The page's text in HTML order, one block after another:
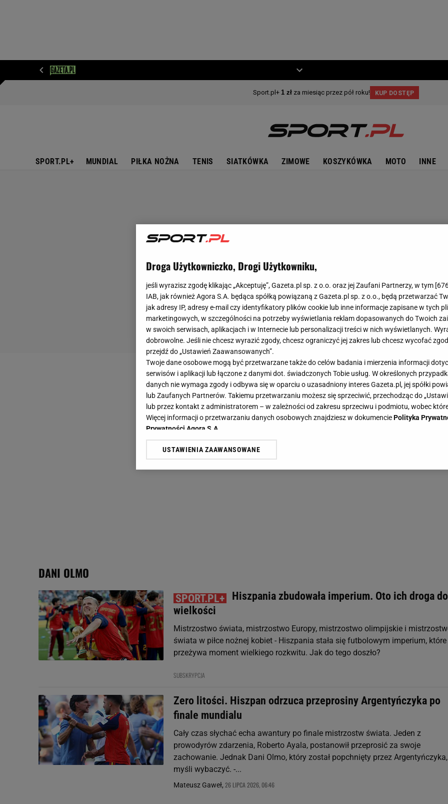
SPORT.PL+ MUNDIAL PIŁKA NOŻNA TENIS SIATKÓWKA ZIMOWE KOSZYKÓWKA MOTO INNE
DANI OLMO
Hiszpania zbudowała imperium. Oto ich droga do
wielkości
Mistrzostwo świata, mistrzostwo Europy, mistrzostwo olimpijskie i
świata w piłce nożnej kobiet - Hiszpania stała się futbolowym imperium, które
przeżywa moment wielkiego rozkwitu. Jak do tego doszło?
SUBSKRYPCJA
Zero litości. Hiszpan odrzuca przeprosiny Argentyńczyka po
finale mundialu
Cały czas słychać echa awantury po finale mistrzostw świata. Jeden z
prowodyrów zdarzenia, Roberto Ayala, postanowił przeprosić za swoje
zachowanie. Jednak Dani Olmo, który został popchnięty przez
myśli wybaczyć. -...
Mateusz Gaweł, 26 LIPCA 2026, 06:46
Droga Użytkowniczko, Drogi Użytkowniku,
jeśli wyrazisz zgodę klikając „Akceptuję”, Gazeta.pl sp. z o.o. oraz jej Zaufani Partnerzy, w tym [
IAB, jak również Agora S.A. będąca spółką powiązaną z Gazeta.pl sp. z o.o., będą przetwarzać
jak adresy IP, adresy e-mail czy identyfikatory plików cookie lub inne informacje zapisane w tych
marketingowych, w szczególności na potrzeby wyświetlania reklam dopasowanych do Twoich
w swoich serwisach, aplikacjach i w Internecie lub personalizacji treści w nich wyświetlanych.
dobrowolne. Jeśli nie chcesz wyrazić zgody, chcesz ograniczyć jej zakres lub chcesz wycofać
przejdź do „Ustawień Zaawansowanych”.
Twoje dane osobowe mogą być przetwarzane także do celów badania i mierzenia informacji
serwisów i aplikacji lub łączone z danymi dot. świadczonych Tobie usług. W określonych
danych nie wymaga zgody i odbywa się w oparciu o uzasadniony interes Gazeta.pl, jej spółki
lub Zaufanych Partnerów. Takiemu przetwarzaniu możesz się sprzeciwić, przechodząc do
lub przez kontakt z administratorem – w zależności od zakresu sprzeciwu i podmiotu, wobec
Więcej informacji o przetwarzaniu danych osobowych znajdziesz w dokumenciePolityka
Prywatności Agora S.A.
Klikając „Akceptuję” wyrażasz też zgodę na zainstalowanie i przechowywanie plików cookie
Zaufanych Partnerów i Agora S.A. na Twoim urządzeniu końcowym. Możesz w każdej chwili
USTAWIENIA ZAAWANSOWANE